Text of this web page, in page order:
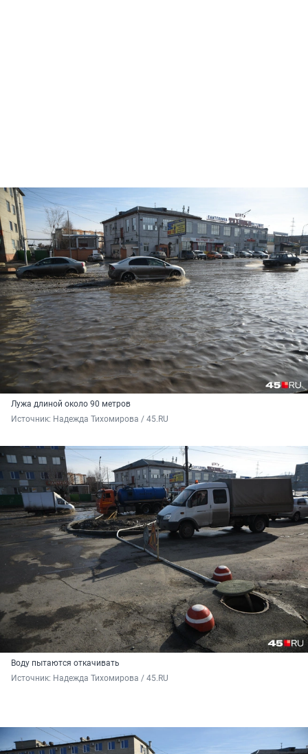
Лужа длиной около 90 метров
Источник: Надежда Тихомирова / 45.RU
Воду пытаются откачивать
Источник: Надежда Тихомирова / 45.RU